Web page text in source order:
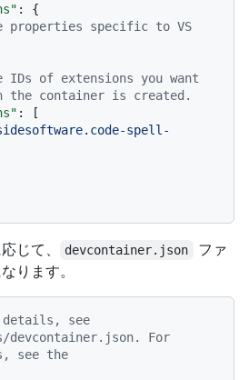
:
{
properties specific to VS
IDs of extensions you want
the container is created.
:
[
spell-
じて、 devcontainer.json
ファ
ります。
see
devcontainer.json. For
see the